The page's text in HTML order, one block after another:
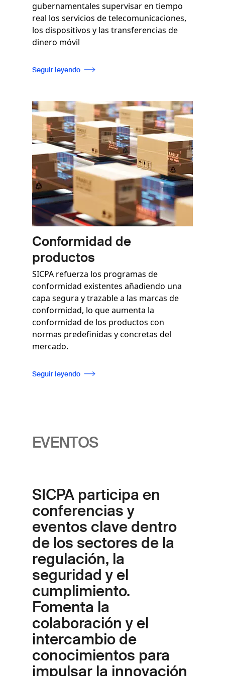
gubernamentales supervisar en tiempo
real los servicios de telecomunicaciones,
los dispositivos y las transferencias de
dinero móvil
Seguir leyendo
Imagen
Conformidad de
productos
SICPA refuerza los programas de
conformidad existentes añadiendo una
capa segura y trazable a las marcas de
conformidad, lo que aumenta la
conformidad de los productos con
normas predefinidas y concretas del
mercado.
Seguir leyendo
EVENTOS
SICPA participa en
conferencias y
eventos clave dentro
de los sectores de la
regulación, la
seguridad y el
cumplimiento.
Fomenta la
colaboración y el
intercambio de
conocimientos para
impulsar la innovación